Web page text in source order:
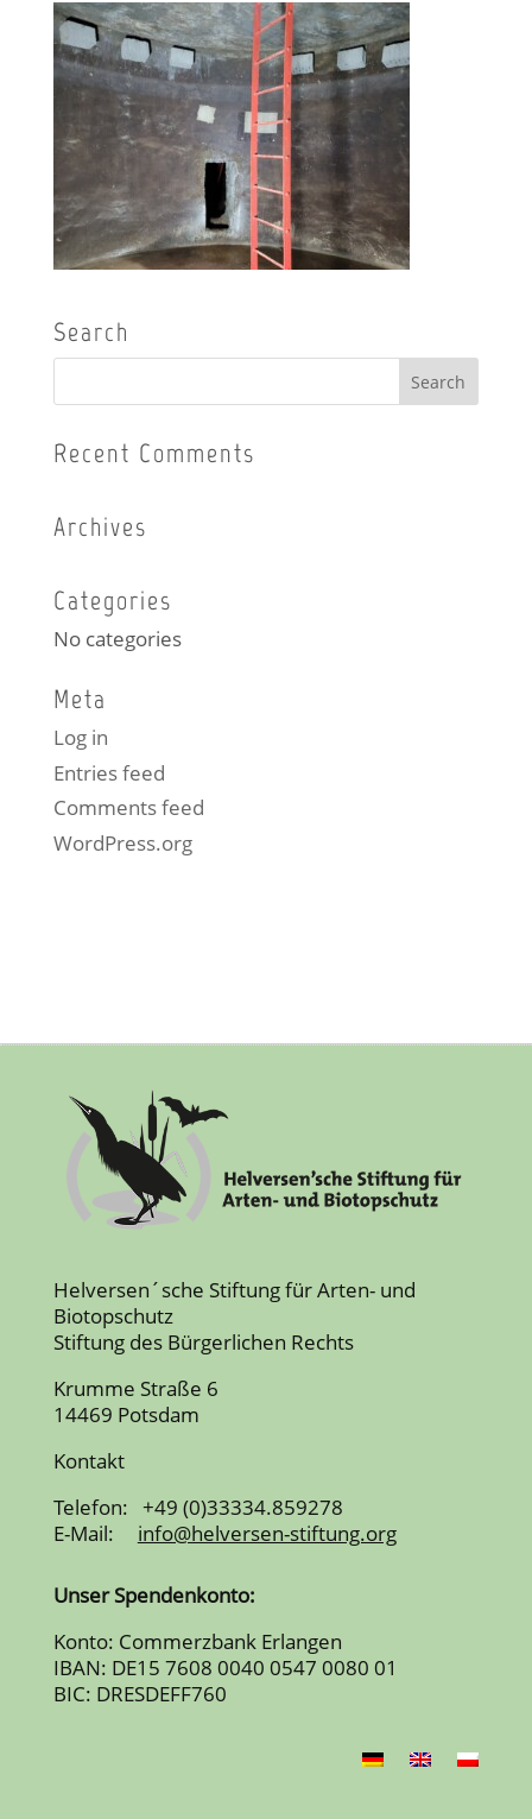
Search
Recent Comments
Archives
Categories
No categories
Meta
Log in
Entries feed
Comments feed
WordPress.org
Helversen´sche Stiftung für Arten- und
Biotopschutz
Stiftung des Bürgerlichen Rechts
Krumme Straße 6
14469 Potsdam
Kontakt
Telefon: +49 (0)33334.859278
E-Mail:
info@helversen-stiftung.org
Unser Spendenkonto:
Konto: Commerzbank Erlangen
IBAN: DE15 7608 0040 0547 0080 01
BIC: DRESDEFF760